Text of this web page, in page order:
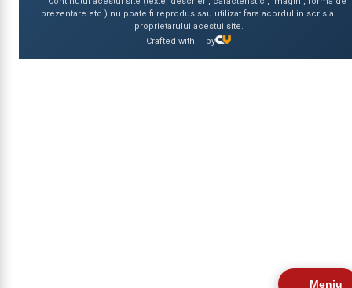
Meniu
prezentare etc.) nu poate fi reprodus sau utilizat fara acordul in scris al
proprietarului acestui site.
Crafted with
by